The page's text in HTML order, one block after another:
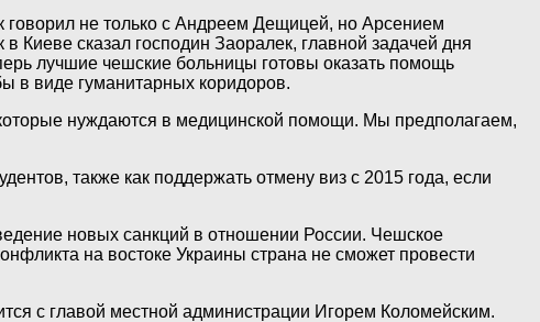
говорил не только с Андреем Дещицей, но Арсением
сказал господин Заоралек, главной задачей дня
лучшие чешские больницы готовы оказать помощь
в виде гуманитарных коридоров.
нуждаются в медицинской помощи. Мы предполагаем,
также как поддержать отмену виз с 2015 года, если
новых санкций в отношении России. Чешское
на востоке Украины страна не сможет провести
с главой местной администрации Игорем Коломейским.